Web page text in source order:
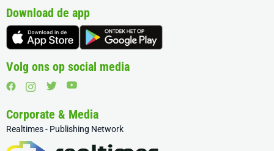
Download de app
Volg ons op social media
Corporate & Media
Realtimes - Publishing Network